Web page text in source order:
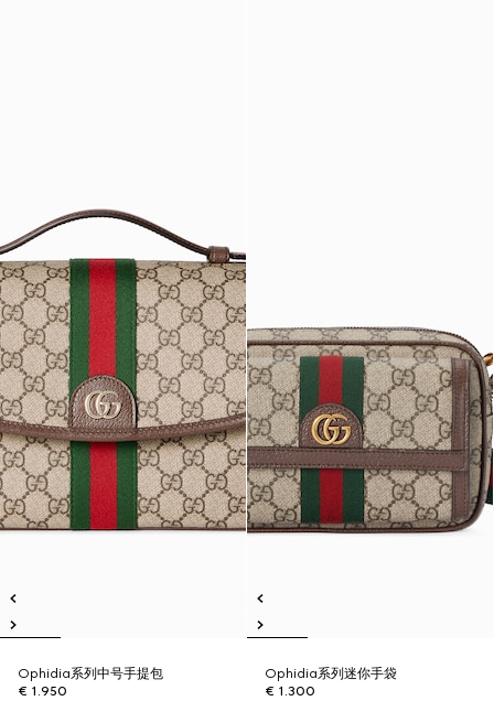
Ophidia系列中号手提包
€ 1.950
Ophidia系列迷你手袋
€ 1.300